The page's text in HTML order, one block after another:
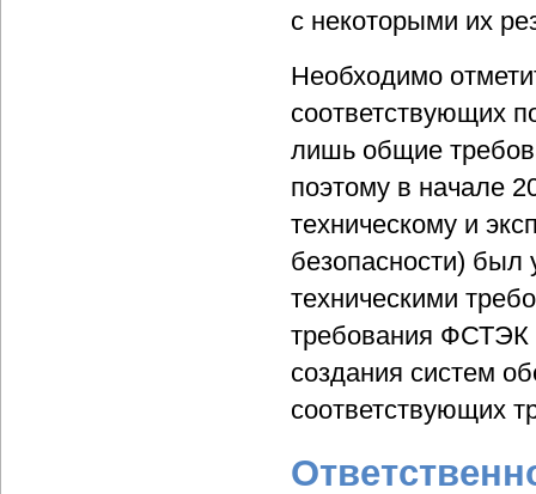
с некоторыми их
Необходимо
соответствующих
лишь общие
поэтому в начале
техническому и
безопасности) был
техническими
требования ФСТЭК
создания систем
соответствующих